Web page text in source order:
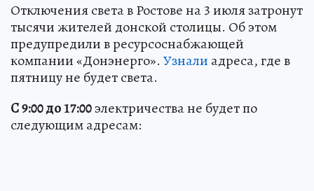
Отключения света в Ростове на 3 июля затронут
тысячи жителей донской столицы. Об этом
предупредили в ресурсоснабжающей
компании «Донэнерго». Узнали адреса, где в
пятницу не будет света.
С 9:00 до 17:00электричества не будет по
следующим адресам: